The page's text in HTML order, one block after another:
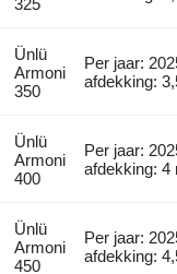
325
Ünlü
Armoni
350
Per jaar:
afdekking:
Ünlü
Armoni
400
Per jaar:
afdekking: 4
Ünlü
Armoni
450
Per jaar:
afdekking: